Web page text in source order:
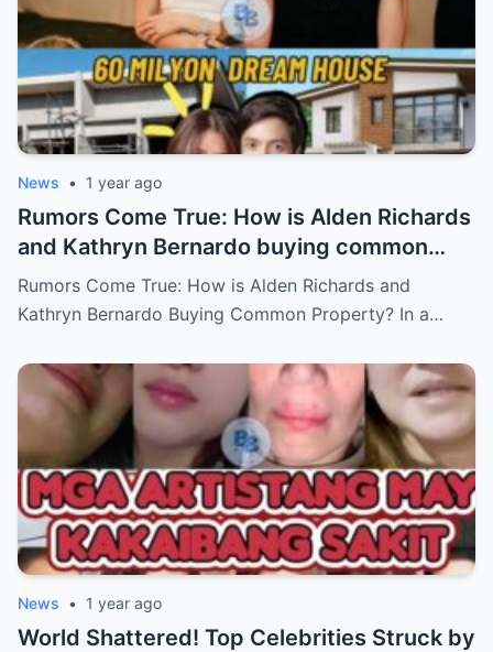
News • 1 year ago
Rumors Come True: How is Alden Richards
and Kathryn Bernardo buying common
property?
Rumors Come True: How is Alden Richards and
Kathryn Bernardo Buying Common Property? In a…
News • 1 year ago
World Shattered! Top Celebrities Struck by